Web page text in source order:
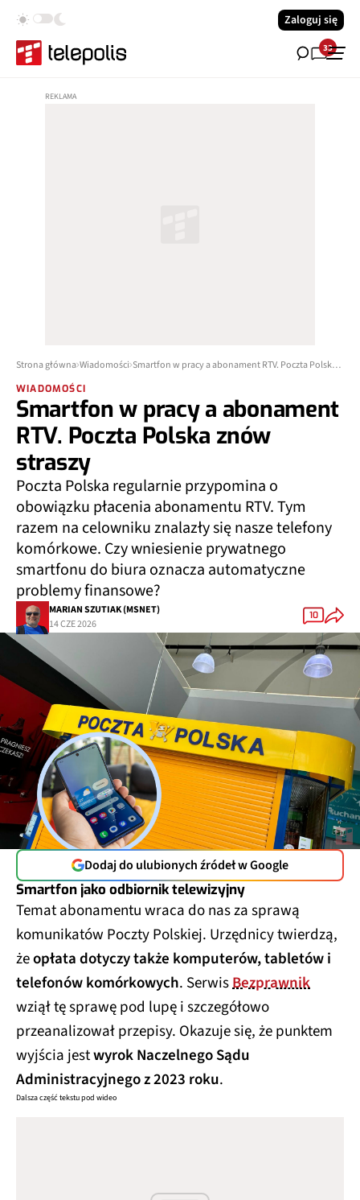
Zaloguj się
33
Strona główna Wiadomości Smartfon w pracy a abonament RTV. Poczta Polska znów straszy
WIADOMOŚCI
Smartfon w pracy a abonament
RTV. Poczta Polska znów
straszy
Poczta Polska regularnie przypomina o
obowiązku płacenia abonamentu RTV. Tym
razem na celowniku znalazły się nasze telefony
komórkowe. Czy wniesienie prywatnego
smartfonu do biura oznacza automatyczne
problemy finansowe?
MARIAN SZUTIAK (MSNET)
14 CZE 2026
10
Dodaj do ulubionych źródeł w Google
Smartfon jako odbiornik telewizyjny
Temat abonamentu wraca do nas za sprawą
komunikatów Poczty Polskiej. Urzędnicy twierdzą,
żeopłata dotyczy także komputerów, tabletów i
telefonów komórkowych. SerwisBezprawnik
wziął tę sprawę pod lupę i szczegółowo
przeanalizował przepisy. Okazuje się, że punktem
wyjścia jestwyrok Naczelnego Sądu
Administracyjnego z 2023 roku.
Dalsza część tekstu pod wideo